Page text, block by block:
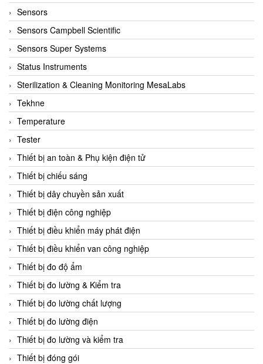
Calectro
Campbell Scientific
Canneed Vietnam
Cantoni
CAPS
CAREL Parts
CCS
CD Automation
CEAG Sicherheitst
CEIA Vietnam
Celduc Vietnam
Cemb
Centec GmbH
CEQUBE
CHAUVIN ARNOUX
Checkline
Chino
Chiyoda Seiki
Chiyoda-Tsusho
Chongqing Huaneng
Sensors
Sensors Campbell Scientific
Sensors Super Systems
Status Instruments
Sterilization & Cleaning Monitoring MesaLabs
Tekhne
Temperature
Tester
Thiết bị an toàn & Phụ kiện điện tử
Thiết bị chiếu sáng
Thiết bị dây chuyền sản xuất
Thiết bị điện công nghiệp
Thiết bị điều khiển máy phát điện
Thiết bị điều khiển van công nghiệp
Thiết bị đo độ ẩm
Thiết bị đo lường & Kiểm tra
Thiết bị đo lường chất lượng
Thiết bị đo lường điện
Thiết bị đo lường và kiểm tra
Thiết bị đóng gói